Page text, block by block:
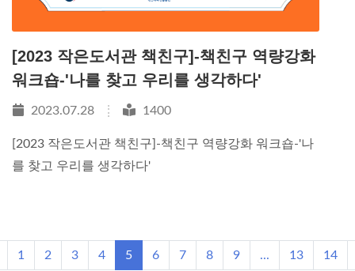
[2023 작은도서관 책친구]-책친구 역량강화
워크숍-'나를 찾고 우리를 생각하다'
2023.07.28 1400
[2023 작은도서관 책친구]-책친구 역량강화 워크숍-'나
를 찾고 우리를 생각하다'
1 2 3 4 5 6 7 8 9 ... 13 14